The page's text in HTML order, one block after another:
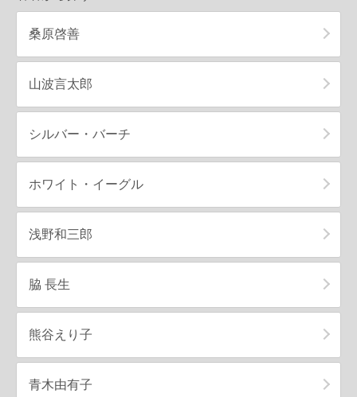
桑原啓善
山波言太郎
シルバー・バーチ
ホワイト・イーグル
浅野和三郎
脇 長生
熊谷えり子
青木由有子